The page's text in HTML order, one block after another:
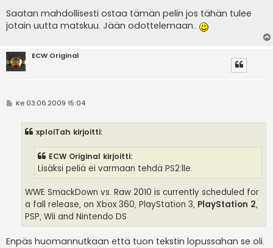
Saatan mahdollisesti ostaa tämän pelin jos tähän tulee
jotain uutta matskuu. Jään odottelemaan..
ECW Original
VKe 03.06.2009 15:04
xploiTah kirjoitti:
ECW Original kirjoitti:
Lisäksi peliä ei varmaan tehdä PS2:lle.
WWE SmackDown vs. Raw 2010 is currently scheduled for
a fall release, on Xbox 360, PlayStation 3, PlayStation 2,
PSP, Wii and Nintendo DS
Enpäs huomannutkaan että tuon tekstin lopussahan se oli.